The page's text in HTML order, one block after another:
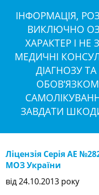
ІНФОРМАЦІЯ,
ВИКЛЮЧНО
ХАРАКТЕР І
МЕДИЧНІ
ДІАГНОЗУ
ЗАВДАТИ
Ліцензія Серія АЕ
МОЗ України
від 24.10.2013 року